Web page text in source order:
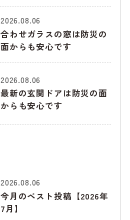
2026.08.06
合わせガラスの窓は防災の
面からも安心です
2026.08.06
最新の玄関ドアは防災の面
からも安心です
2026.08.06
今月のベスト投稿【2026年
7月】